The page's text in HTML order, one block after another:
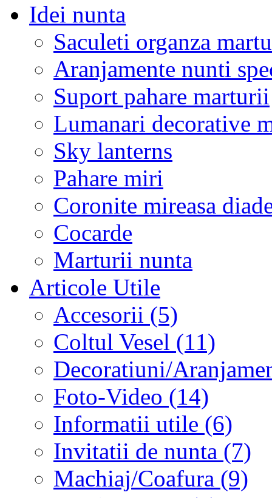
Idei nunta
Saculeti organza
Aranjamente nunti
Suport pahare marturii
Lumanari decorative
Sky lanterns
Pahare miri
Coronite mireasa
Cocarde
Marturii nunta
Articole Utile
Accesorii (5)
Coltul Vesel (11)
Decoratiuni/
Foto-Video (14)
Informatii utile (6)
Invitatii de nunta (7)
Machiaj/Coafura (9)